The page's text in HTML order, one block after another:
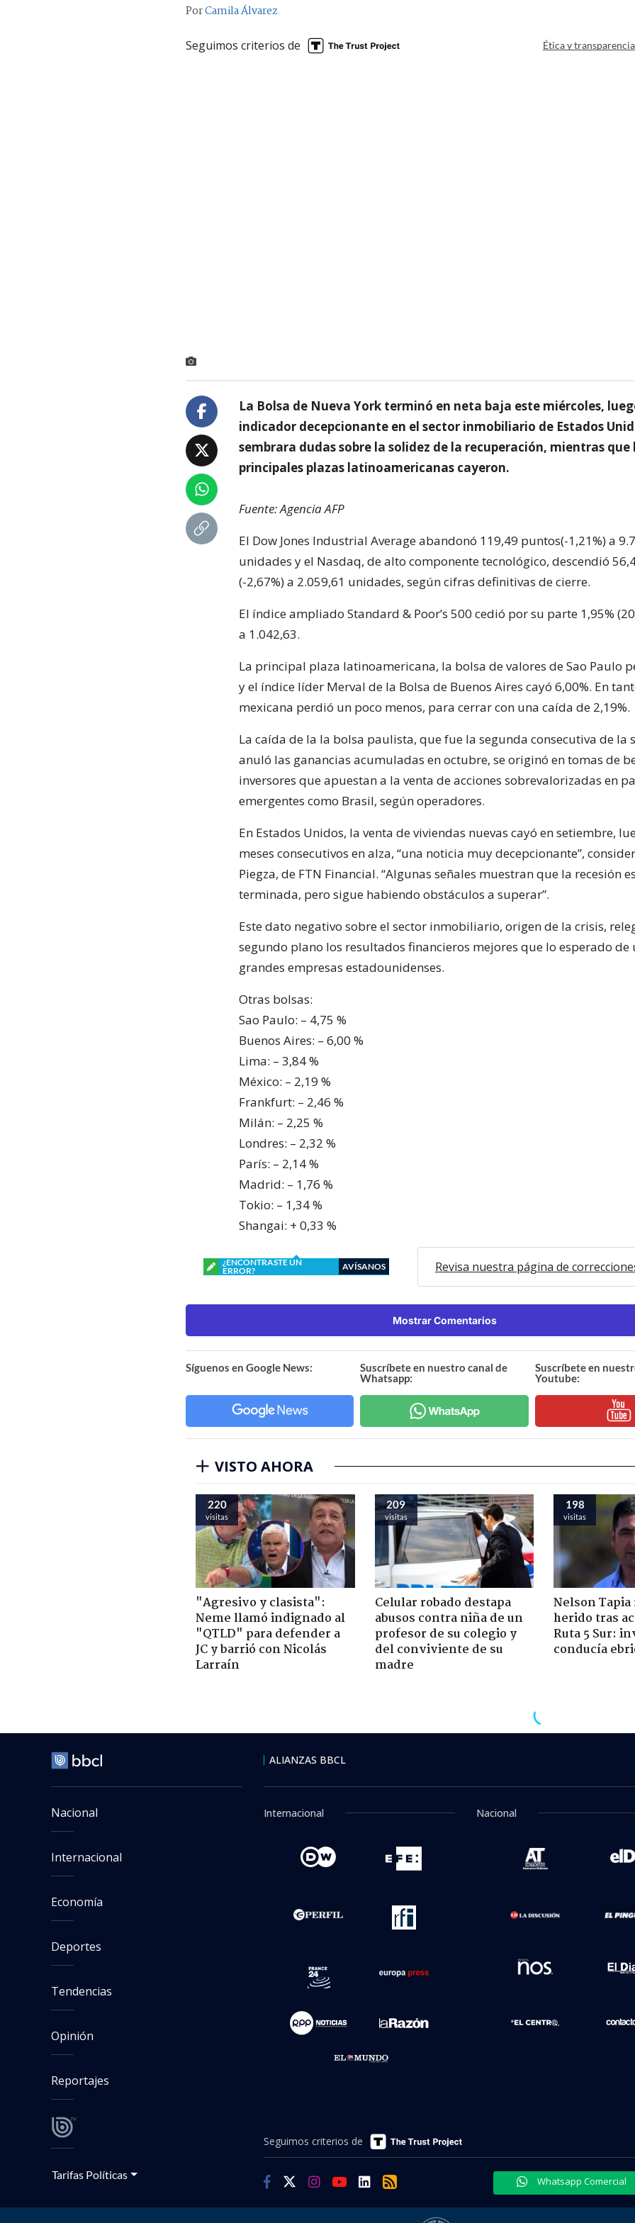
PorCamila Álvarez
Seguimos criterios de Ética y
La Bolsa de Nueva York terminó en neta baja este miércoles,
indicador decepcionante en el sector inmobiliario de Estados
sembrara dudas sobre la solidez de la recuperación, mientras que
principales plazas latinoamericanas cayeron.
Fuente: Agencia AFP
El Dow Jones Industrial Average abandonó 119,49 puntos(-1,21%) a
unidades y el Nasdaq, de alto componente tecnológico, descendió
(-2,67%) a 2.059,61 unidades, según cifras definitivas de cierre.
El índice ampliado Standard & Poor’s 500 cedió por su parte 1,95%
a 1.042,63.
La principal plaza latinoamericana, la bolsa de valores de Sao Paulo
y el índice líder Merval de la Bolsa de Buenos Aires cayó 6,00%. En
mexicana perdió un poco menos, para cerrar con una caída de 2,19%.
La caída de la la bolsa paulista, que fue la segunda consecutiva de la
anuló las ganancias acumuladas en octubre, se originó en tomas de
inversores que apuestan a la venta de acciones sobrevalorizadas en
emergentes como Brasil, según operadores.
En Estados Unidos, la venta de viviendas nuevas cayó en setiembre,
meses consecutivos en alza, “una noticia muy decepcionante”,
Piegza, de FTN Financial. “Algunas señales muestran que la recesión
terminada, pero sigue habiendo obstáculos a superar”.
Este dato negativo sobre el sector inmobiliario, origen de la crisis,
segundo plano los resultados financieros mejores que lo esperado de
grandes empresas estadounidenses.
Otras bolsas:
Sao Paulo: – 4,75 %
Buenos Aires: – 6,00 %
Lima: – 3,84 %
México: – 2,19 %
Frankfurt: – 2,46 %
Milán: – 2,25 %
Londres: – 2,32 %
París: – 2,14 %
Madrid: – 1,76 %
Tokio: – 1,34 %
Shangai: + 0,33 %
¿ENCONTRASTE UN
ERROR?
AVÍSANOS Revisa nuestra página de
Mostrar Comentarios
Síguenos en Google News:
Suscríbete en nuestro canal de
Whatsapp:
Suscríbete en
Youtube:
VISTO AHORA
220
visitas
"Agresivo y clasista":
Neme llamó indignado al
"QTLD" para defender a
JC y barrió con Nicolás
Larraín
209
visitas
Celular robado destapa
abusos contra niña de un
profesor de su colegio y
del conviviente de su
madre
198
visitas
Nelson
herido tras
Ruta 5 Sur:
conducía
Celular robado destapa abusos